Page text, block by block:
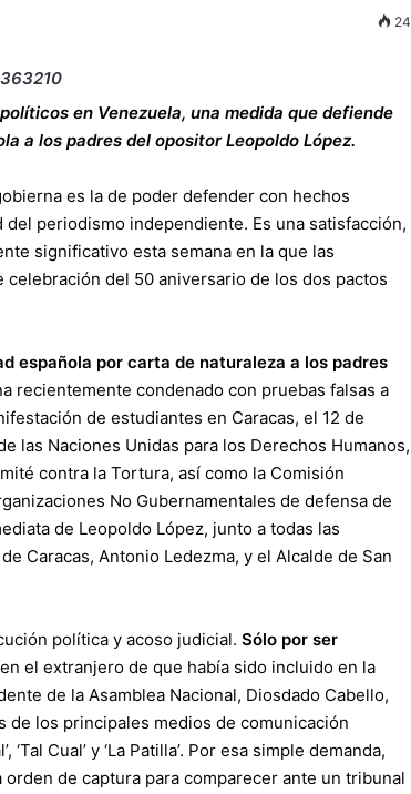
24
en Venezuela, una medida que defiende
a los padres del opositor Leopoldo López.
es la de poder defender con hechos
periodismo independiente. Es una satisfacción,
significativo esta semana en la que las
celebración del 50 aniversario de los dos pactos
española por carta de naturaleza a los padres
recientemente condenado con pruebas falsas a
de estudiantes en Caracas, el 12 de
las Naciones Unidas para los Derechos Humanos,
contra la Tortura, así como la Comisión
No Gubernamentales de defensa de
de Leopoldo López, junto a todas las
Caracas, Antonio Ledezma, y el Alcalde de San
política y acoso judicial. Sólo por ser
el extranjero de que había sido incluido en la
de la Asamblea Nacional, Diosdado Cabello,
los principales medios de comunicación
Cual’ y ‘La Patilla’. Por esa simple demanda,
de captura para comparecer ante un tribunal